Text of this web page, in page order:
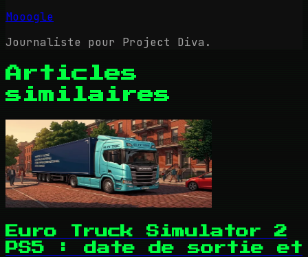
Mooogle
Journaliste pour Project Diva.
Articles
similaires
Euro Truck Simulator 2
PS5 : date de sortie et